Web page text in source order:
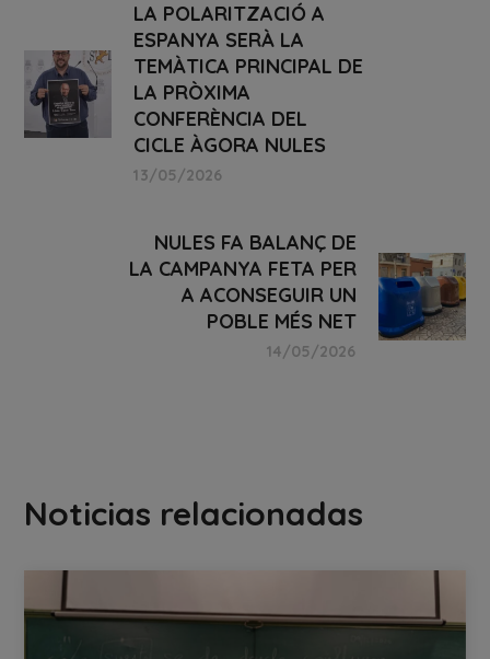
LA POLARITZACIÓ A
ESPANYA SERÀ LA
TEMÀTICA PRINCIPAL DE
LA PRÒXIMA
CONFERÈNCIA DEL
CICLE ÀGORA NULES
13/05/2026
NULES FA BALANÇ DE
LA CAMPANYA FETA PER
A ACONSEGUIR UN
POBLE MÉS NET
14/05/2026
Noticias relacionadas